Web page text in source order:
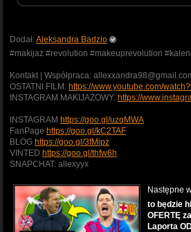
Dodał:Aleksandra Badzio
#makijaż #revolution #makeuprevolution
Kontakt | Współpraca:
OSTATNI FILM: https://www.youtube.com/
INSTAGRAM MAKIJAŻOWY: https://
INSTAGRAM https://goo.gl/uzqMWA
FanPage https://goo.gl/kC2TAF
BLOG https://goo.gl/3fMipz
VINTED https://goo.gl/thfw6h
SNAPCHAT: allexyyx
Następne
to będzie
OFERTĘ
Laporta